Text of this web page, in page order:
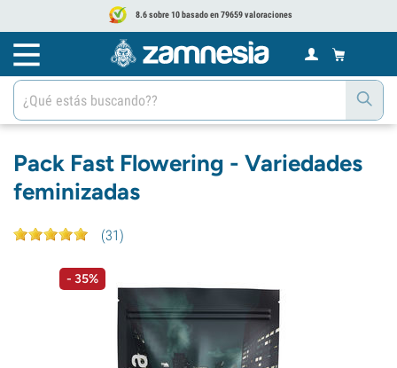
8.6 sobre 10 basado en 79659 valoraciones
Pack Fast Flowering - Variedades
feminizadas
(31)
- 35%